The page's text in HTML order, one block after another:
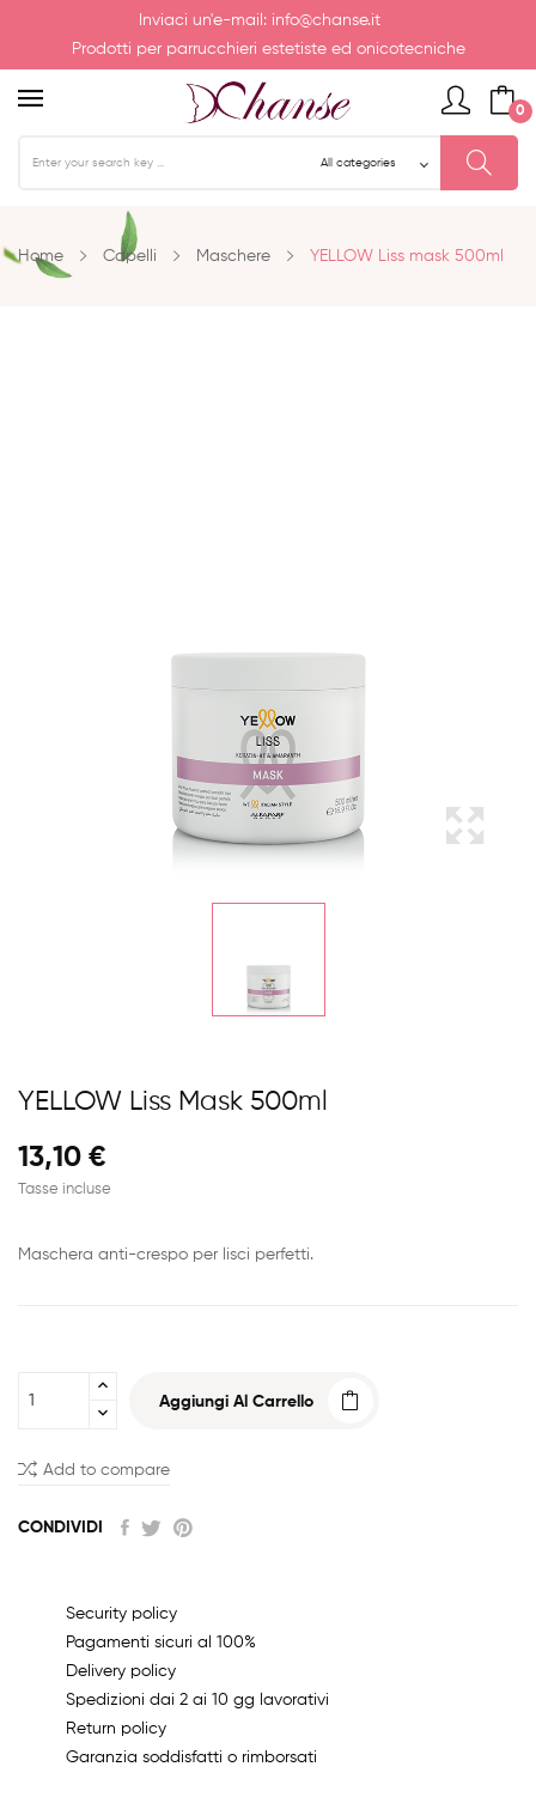
Inviaci un'e-mail: info@chanse.it
Prodotti per parrucchieri estetiste ed onicotecniche
0
Home Capelli Maschere YELLOW Liss mask 500ml
YELLOW Liss Mask 500ml
13,10 €
Tasse incluse
Maschera anti-crespo per lisci perfetti.
Aggiungi Al Carrello
Add to compare
CONDIVIDI
Security policy
Pagamenti sicuri al 100%
Delivery policy
Spedizioni dai 2 ai 10 gg lavorativi
Return policy
Garanzia soddisfatti o rimborsati